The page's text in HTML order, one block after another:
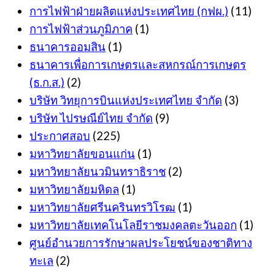
การไฟฟ้าฝ่ายผลิตแห่งประเทศไทย (กฟผ.) (11)
การไฟฟ้าส่วนภูมิภาค (1)
ธนาคารออมสิน (1)
ธนาคารเพื่อการเกษตรและสหกรณ์การเกษตร
(ธ.ก.ส.) (2)
บริษัท วิทยุการบินแห่งประเทศไทย จำกัด (3)
บริษัท ไปรษณีย์ไทย จำกัด (9)
ประกาศสอบ (225)
มหาวิทยาลัยขอนแก่น (1)
มหาวิทยาลัยนวมินทราธิราช (2)
มหาวิทยาลัยมหิดล (1)
มหาวิทยาลัยศรีนครินทรวิโรฒ (1)
มหาวิทยาลัยเทคโนโลยีราชมงคลตะวันออก (1)
ศูนย์อำนวยการรักษาผลประโยชน์ของชาติทาง
ทะเล (2)